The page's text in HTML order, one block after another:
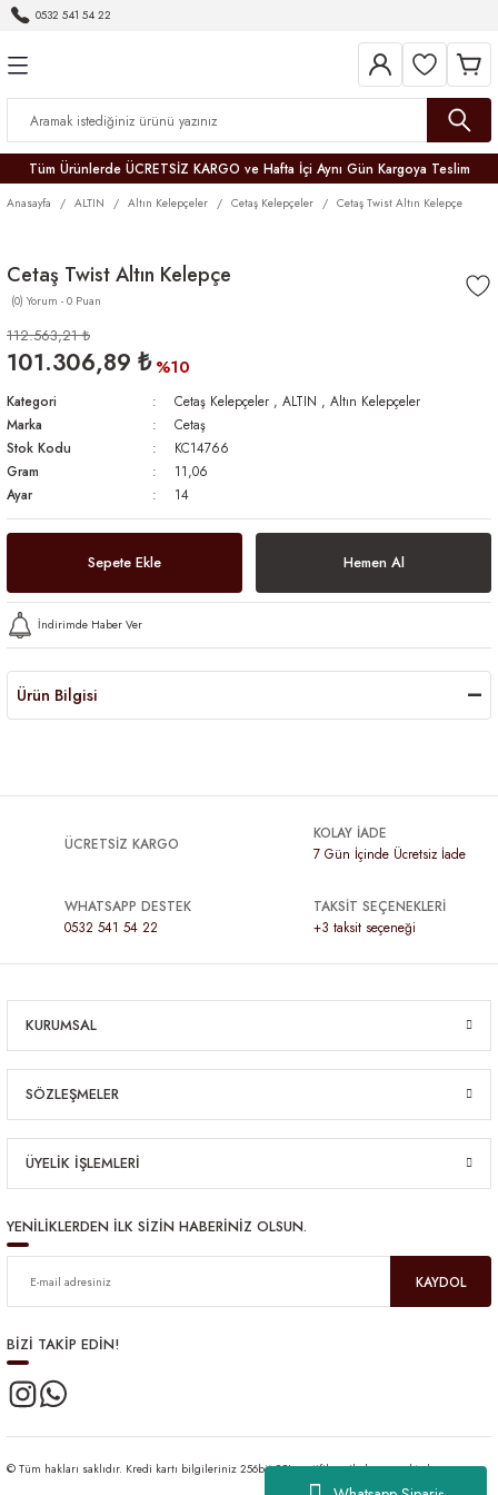
0532 541 54 22
Tüm Ürünlerde ÜCRETSİZ KARGO ve Hafta İçi Aynı Gün Kargoya Teslim
Anasayfa ALTIN Altın Kelepçeler Cetaş Kelepçeler Cetaş Twist Altın Kelepçe
Cetaş Twist Altın Kelepçe
(0) Yorum - 0 Puan
112.563,21 ₺
101.306,89 ₺ %10
Kategori Cetaş Kelepçeler , ALTIN , Altın Kelepçeler
Marka
Cetaş
Stok Kodu
KC14766
Gram
11,06
Ayar
14
Sepete Ekle Hemen Al
İndirimde Haber Ver
Ürün Bilgisi
ÜCRETSİZ KARGO
KOLAY İADE
7 Gün İçinde Ücretsiz İade
WHATSAPP DESTEK
0532 541 54 22
TAKSİT SEÇENEKLERİ
+3 taksit seçeneği
KURUMSAL
SÖZLEŞMELER
ÜYELİK İŞLEMLERİ
YENİLİKLERDEN İLK SİZİN HABERİNİZ OLSUN.
KAYDOL
BİZİ TAKİP EDİN!
© Tüm hakları saklıdır. Kredi kartı bilgileriniz 256bit SSL sertifikası ile korunmaktadır.